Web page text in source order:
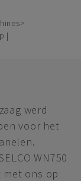
|
werd
voor het
WN750
met ons op